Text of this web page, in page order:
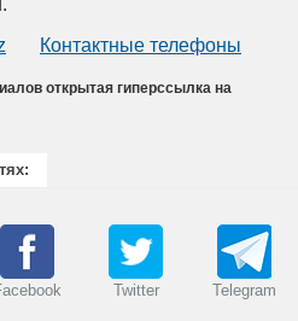
Контактные телефоны
открытая гиперссылка на
Twitter Telegram